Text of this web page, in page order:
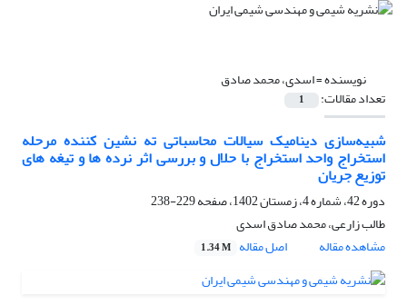
نویسنده =اسدی، محمد صادق
تعداد مقالات: 1
شبیه‌سازی دینامیک سیالات محاسباتی ته نشین کننده مرحله
استخراج واحد استخراج با حلال و بررسی اثر نرده ها و تیغه های
توزیع جریان
دوره 42، شماره 4، زمستان 1402، صفحه
229-238
طالب زارعی، محمد صادق اسدی
مشاهده مقاله
اصل مقاله 1.34 M